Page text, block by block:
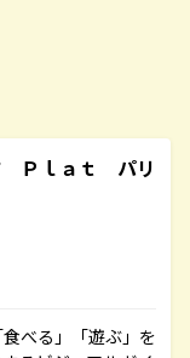
Ｐｌａｔ パリ
べる」「遊ぶ」を